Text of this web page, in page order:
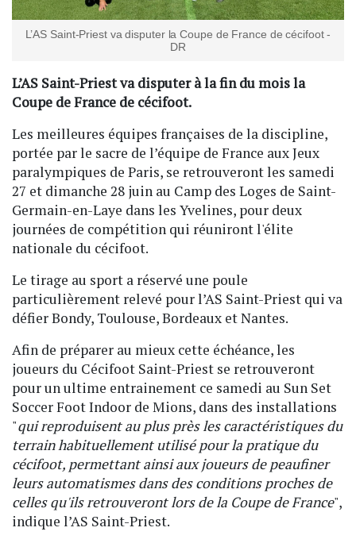
L’AS Saint-Priest va disputer la Coupe de France de cécifoot -
DR
L’AS Saint-Priest va disputer à la fin du mois la
Coupe de France de cécifoot.
Les meilleures équipes françaises de la discipline,
portée par le sacre de l’équipe de France aux Jeux
paralympiques de Paris, se retrouveront les samedi
27 et dimanche 28 juin au Camp des Loges de Saint-
Germain-en-Laye dans les Yvelines, pour deux
journées de compétition qui réuniront l'élite
nationale du cécifoot.
Le tirage au sport a réservé une poule
particulièrement relevé pour l’AS Saint-Priest qui va
défier Bondy, Toulouse, Bordeaux et Nantes.
Afin de préparer au mieux cette échéance, les
joueurs du Cécifoot Saint-Priest se retrouveront
pour un ultime entrainement ce samedi au Sun Set
Soccer Foot Indoor de Mions, dans des installations
"qui reproduisent au plus près les caractéristiques du
terrain habituellement utilisé pour la pratique du
cécifoot, permettant ainsi aux joueurs de peaufiner
leurs automatismes dans des conditions proches de
celles qu'ils retrouveront lors de la Coupe de France",
indique l’AS Saint-Priest.